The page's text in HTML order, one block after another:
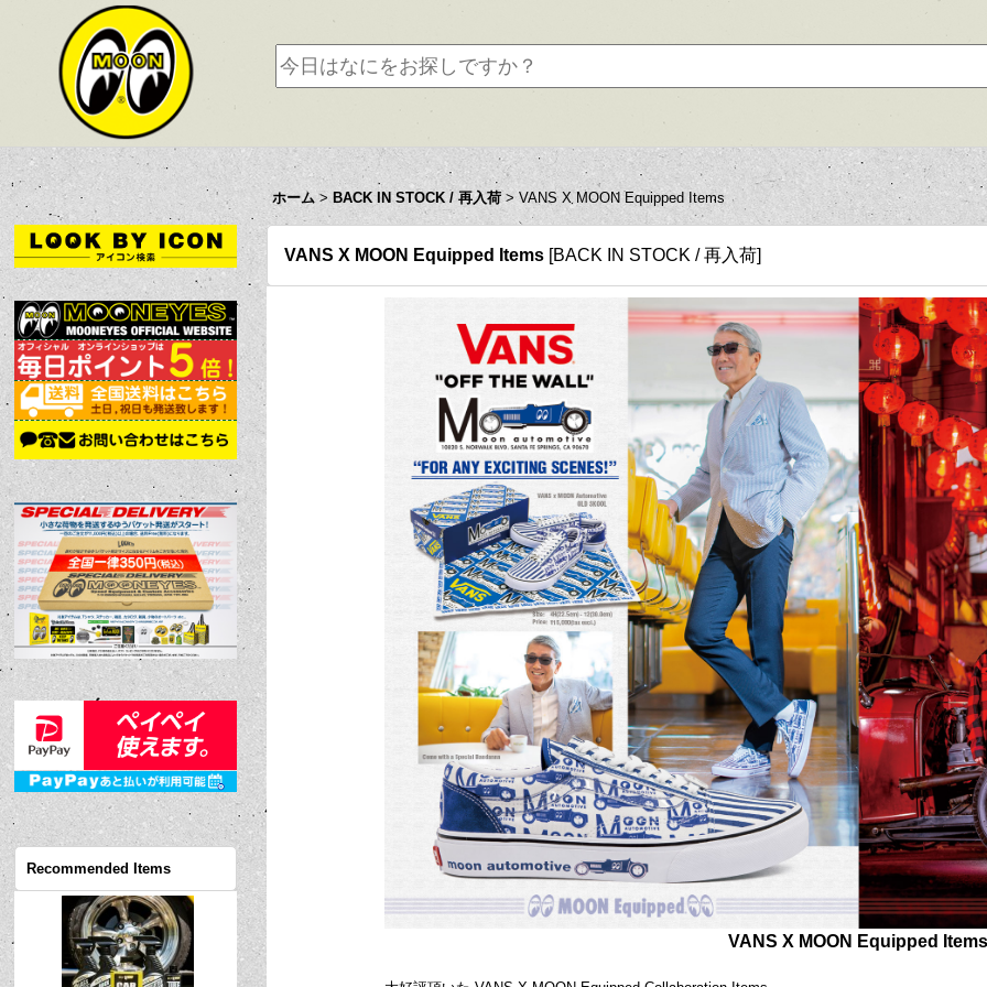
ホーム > BACK IN STOCK / 再入荷 > VANS X MOON Equipped Items
Recommended Items
VANS X MOON Equipped Items [BACK IN STOCK / 再入荷]
VANS X MOON Equipped